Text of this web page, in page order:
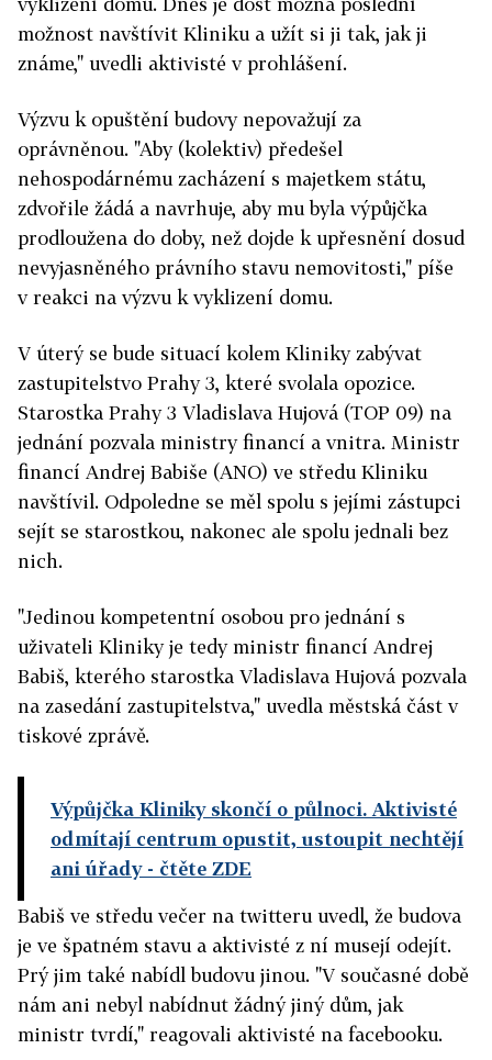
možnost navštívit Kliniku a užít si ji tak, jak ji
známe," uvedli aktivisté v prohlášení.
Výzvu k opuštění budovy nepovažují za
oprávněnou. "Aby (kolektiv) předešel
nehospodárnému zacházení s majetkem státu,
zdvořile žádá a navrhuje, aby mu byla výpůjčka
prodloužena do doby, než dojde k upřesnění dosud
nevyjasněného právního stavu nemovitosti," píše
vreakci na výzvu k vyklizení domu.
V úterý se bude situací kolem Kliniky zabývat
zastupitelstvo Prahy 3, které svolala opozice.
Starostka Prahy 3 Vladislava Hujová (TOP 09) na
jednání pozvala ministry financí a vnitra. Ministr
financí Andrej Babiše (ANO) ve středu Kliniku
navštívil. Odpoledne se měl spolu s jejími zástupci
sejít se starostkou, nakonec ale spolu jednali bez
nich.
"Jedinou kompetentní osobou pro jednání s
uživateli Kliniky je tedy ministr financí Andrej
Babiš, kterého starostka Vladislava Hujová pozvala
na zasedání zastupitelstva," uvedla městská část v
tiskové zprávě.
Výpůjčka Kliniky skončí o půlnoci. Aktivisté
odmítají centrum opustit, ustoupit nechtějí
ani úřady- čtěte ZDE
Babiš ve středu večer na twitteru uvedl, že budova
je ve špatném stavu a aktivisté z ní musejí odejít.
Prý jim také nabídl budovu jinou. "V současné době
nám ani nebyl nabídnut žádný jiný dům, jak
ministr tvrdí," reagovali aktivisté na facebooku.